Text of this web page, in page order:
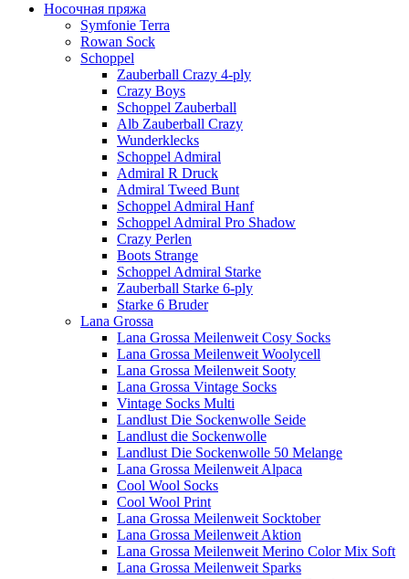
Носочная пряжа
Symfonie Terra
Rowan Sock
Schoppel
Zauberball Crazy 4-ply
Crazy Boys
Schoppel Zauberball
Alb Zauberball Crazy
Wunderklecks
Schoppel Admiral
Admiral R Druck
Admiral Tweed Bunt
Schoppel Admiral Hanf
Schoppel Admiral Pro Shadow
Crazy Perlen
Boots Strange
Schoppel Admiral Starke
Zauberball Starke 6-ply
Starke 6 Bruder
Lana Grossa
Lana Grossa Meilenweit Cosy Socks
Lana Grossa Meilenweit Woolycell
Lana Grossa Meilenweit Sooty
Lana Grossa Vintage Socks
Vintage Socks Multi
Landlust Die Sockenwolle Seide
Landlust die Sockenwolle
Landlust Die Sockenwolle 50 Melange
Lana Grossa Meilenweit Alpaca
Cool Wool Socks
Cool Wool Print
Lana Grossa Meilenweit Socktober
Lana Grossa Meilenweit Aktion
Lana Grossa Meilenweit Merino Color Mix Soft
Lana Grossa Meilenweit Sparks